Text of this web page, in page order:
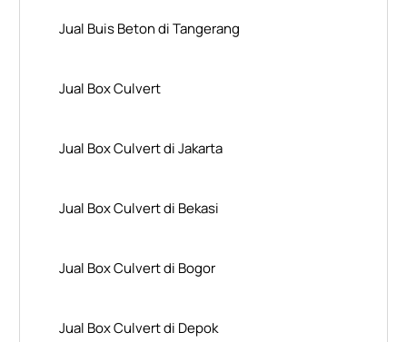
Jual Buis Beton di Tangerang
Jual Box Culvert
Jual Box Culvert di Jakarta
Jual Box Culvert di Bekasi
Jual Box Culvert di Bogor
Jual Box Culvert di Depok